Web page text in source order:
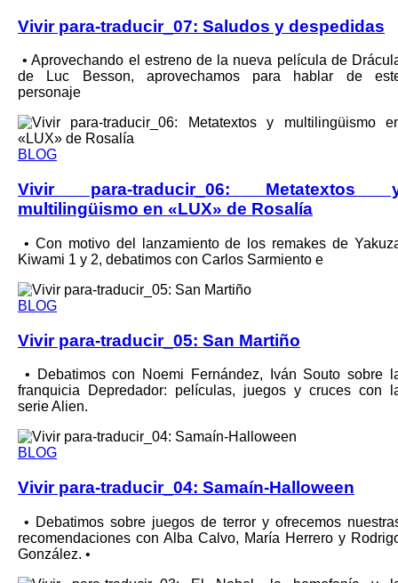
Vivir para-traducir_07: Saludos y despedidas
•⁠ ⁠Aprovechando el estreno de la nueva película de
de Luc Besson, aprovechamos para hablar de
personaje
BLOG
Vivir para-traducir_06: Metatextos
multilingüismo en «LUX» de Rosalía
•⁠ ⁠Con motivo del lanzamiento de los remakes de
Kiwami 1 y 2, debatimos con Carlos Sarmiento e
BLOG
Vivir para-traducir_05: San Martiño
•⁠ ⁠Debatimos con Noemi Fernández, Iván Souto sobre
franquicia Depredador: películas, juegos y cruces con
serie Alien.
BLOG
Vivir para-traducir_04: Samaín-Halloween
•⁠ ⁠Debatimos sobre juegos de terror y ofrecemos
recomendaciones con Alba Calvo, María Herrero y
González. •⁠